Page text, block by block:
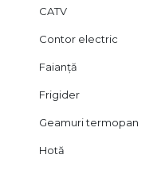
CATV
Contor electric
Faianță
Frigider
Geamuri termopan
Hotă